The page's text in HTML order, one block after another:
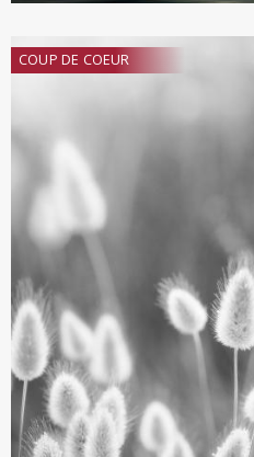
COUP DE COEUR